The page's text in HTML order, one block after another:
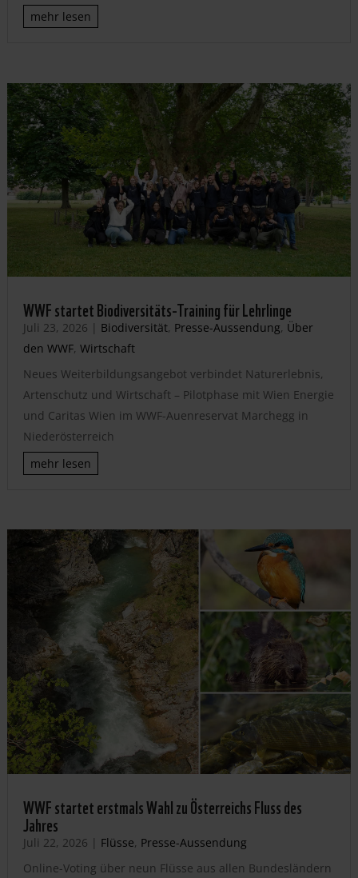
mehr lesen
WWF startet Biodiversitäts-Training für Lehrlinge
Juli 23, 2026 | Biodiversität, Presse-Aussendung, Über
den WWF, Wirtschaft
Neues Weiterbildungsangebot verbindet Naturerlebnis,
Artenschutz und Wirtschaft – Pilotphase mit Wien Energie
und Caritas Wien im WWF-Auenreservat Marchegg in
Niederösterreich
mehr lesen
WWF startet erstmals Wahl zu Österreichs Fluss des
Jahres
Juli 22, 2026 | Flüsse, Presse-Aussendung
Online-Voting über neun Flüsse aus allen Bundesländern